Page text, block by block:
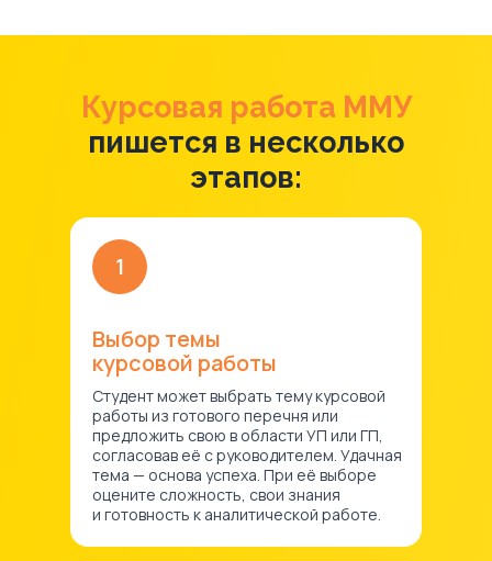
Курсовая работа ММУ
пишется в несколько
этапов:
Студент может выбрать тему курсовой
работы из готового перечня или
предложить свою в области УП или ГП,
согласовав её с руководителем. Удачная
тема — основа успеха. При её выборе
оцените сложность, свои знания
и готовность к аналитической работе.
Выбор темы
курсовой работы
1